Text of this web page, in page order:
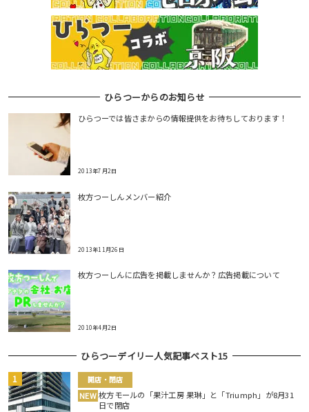
ひらつーからのお知らせ
ひらつーでは皆さまからの情報提供をお待ちしております！
2013年7月2日
枚方つーしんメンバー紹介
2013年11月26日
枚方つーしんに広告を掲載しませんか？広告掲載について
2010年4月2日
ひらつーデイリー人気記事ベスト15
開店・閉店
NEW 枚方モールの「果汁工房 果琳」と「Triumph」が8月31
日で閉店